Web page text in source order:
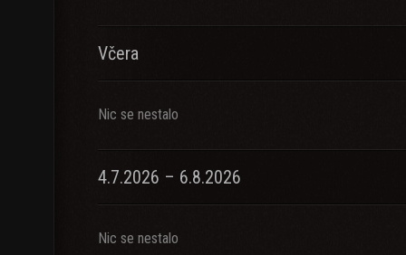
Včera
Nic se nestalo
4.7.2026 – 6.8.2026
Nic se nestalo